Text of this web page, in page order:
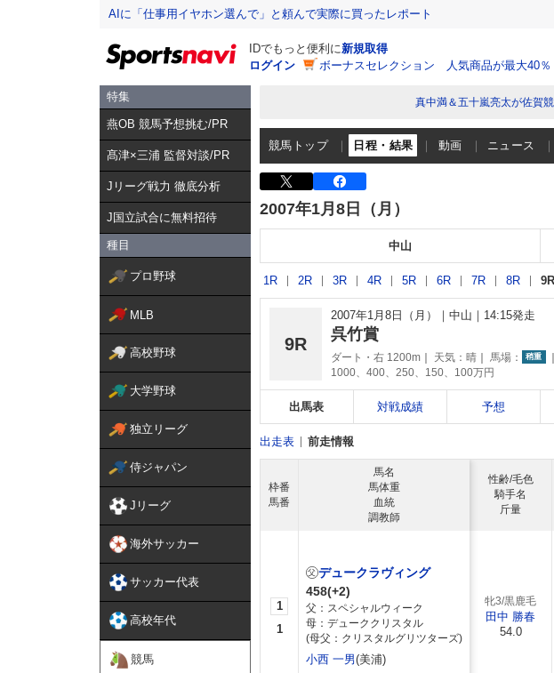
AIに「仕事用イヤホン選んで」と頼んで実際に買ったレポート
IDでもっと便利に新規取得
ログイン
ボーナスセレクション 人気商品が最大40％
特集
燕OB 競馬予想挑む/PR
髙津×三浦 監督対談/PR
Jリーグ戦力 徹底分析
J国立試合に無料招待
種目
プロ野球
MLB
高校野球
大学野球
独立リーグ
侍ジャパン
Jリーグ
海外サッカー
サッカー代表
高校年代
競馬
真中満＆五十嵐亮太が佐賀
競馬トップ 日程・結果 動画 ニュース
2007年1月8日（月）
中山
1R 2R 3R 4R 5R 6R 7R 8R 9R
9R
2007年1月8日（月） 中山 14:15発走
呉竹賞
ダート・右 1200m 天気： 晴 馬場： 稍重
1000、400、250、150、100万円
出馬表 対戦成績 予想
出走表 前走情報
枠番
馬番
馬名
馬体重
血統
調教師
1
1
デュークラヴィング
458(+2)
父：スペシャルウィーク
母：デューククリスタル
(母父：クリスタルグリツターズ)
小西 一男(美浦)
性齢/毛色
騎手名
斤量
牝3/黒鹿毛
田中 勝春
54.0